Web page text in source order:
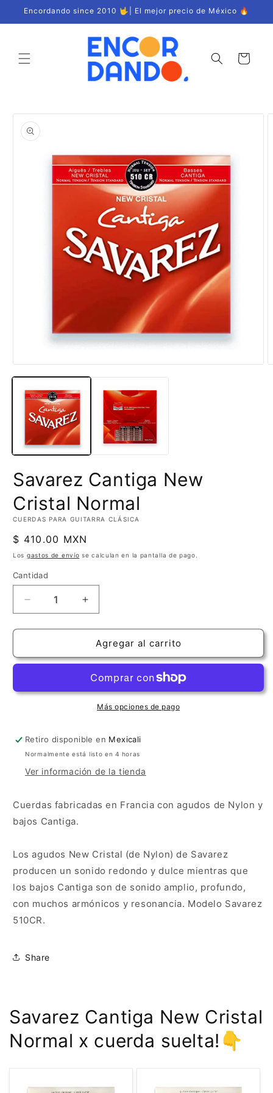
directamente
al contenido
Encordando since 2010 🤟| El mejor precio de México 🔥
Carrito
directamente
información
Abrir
elemento
ventana
Savarez Cantiga New
Cristal Normal
CUERDAS PARA GUITARRA CLÁSICA
Precio
habitual
$ 410.00 MXN
Los gastos de envío se calculan en la pantalla de pago.
Cantidad
Cantidad
Reducir
cantidad
para
Cantiga
Normal
Aumentar
cantidad
para
Savarez
Cantiga
Cristal
Normal
Agregar al carrito
Más opciones de pago
Retiro disponible en Mexicali
Normalmente está listo en 4 horas
Ver información de la tienda
Cuerdas fabricadas en Francia con agudos de Nylon y
bajos Cantiga.
Los agudos New Cristal (de Nylon) de Savarez
producen un sonido redondo y dulce mientras que
los bajos Cantiga sonde sonido amplio, profundo,
con muchos armónicos y resonancia. Modelo Savarez
510CR.
Share
Savarez Cantiga New Cristal
Normal x cuerda suelta!👇